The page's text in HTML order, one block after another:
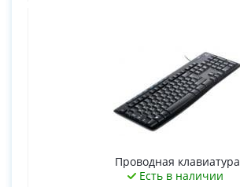
Проводная клавиатура
Есть в наличии